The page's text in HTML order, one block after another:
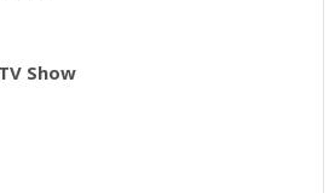
Show